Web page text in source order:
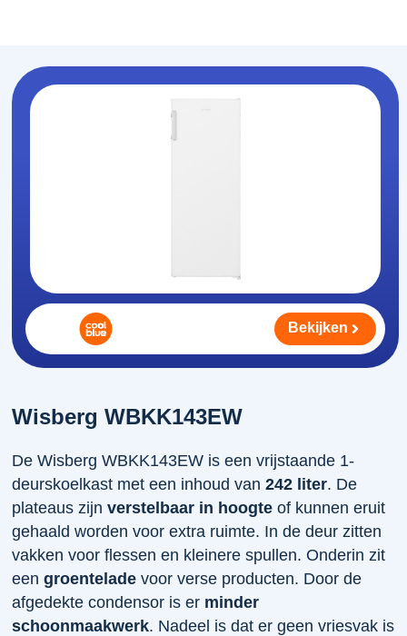
Wisberg WBKK143EW
De Wisberg WBKK143EW is een vrijstaande 1-
deurskoelkast met een inhoud van242 liter. De
plateaus zijnverstelbaar in hoogte of kunnen eruit
gehaald worden voor extra ruimte. In de deur zitten
vakken voor flessen en kleinere spullen. Onderin zit
eengroentelade voor verse producten. Door de
afgedekte condensor is er minder
schoonmaakwerk. Nadeel is dat er geen vriesvak is
Bekijken